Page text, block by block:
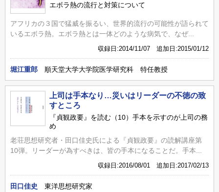
エボラ熱の流行と対策について
アフリカの３国で猛威を振るい、世界的流行の可能性が語られて
いるエボラ熱。エボラ熱とは一体どのような病気で、なぜ...
収録日:2014/11/07 追加日:2015/01/12
堀江重郎 順天堂大学大学院医学研究科 特任教授
上司は手本なり…災いはリーダーの不徳の致
すところ
『貞観政要』を読む（10）手本を示すのが上司の務
め
老荘思想研究者・田口佳史氏による『貞観政要』の読解講座第
10弾。リーダーが為すべきは、皆の手本になることだ。手本...
収録日:2016/08/01 追加日:2017/02/13
田口佳史 東洋思想研究家